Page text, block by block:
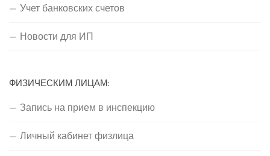
Учет банковских счетов
Новости для ИП
ФИЗИЧЕСКИМ ЛИЦАМ:
Запись на прием в инспекцию
Личный кабинет физлица